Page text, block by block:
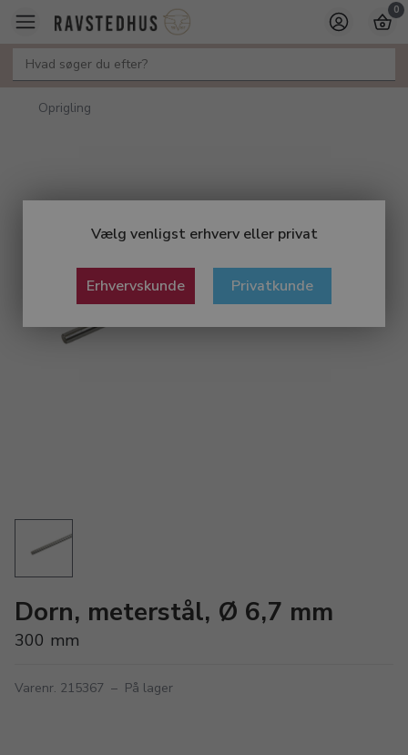
Vælg venligst erhverv eller privat
Erhvervskunde Privatkunde
0
Oprigling
Dorn, meterstål, Ø 6,7 mm
300 mm
Varenr. 215367 – På lager